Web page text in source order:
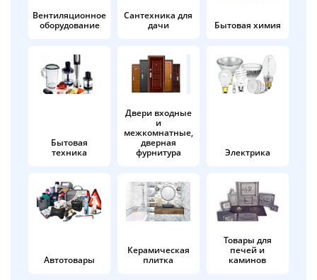
Вентиляционное
оборудование
Сантехника для
дачи
Бытовая химия
Бытовая
техника
Двери входные
и
межкомнатные,
дверная
фурнитура
Электрика
Автотовары
Керамическая
плитка
Товары для
печей и
каминов
Подробнее
об оплате Плайтом
раз в 2
недели
Остались вопросы?
8 800 302-02-51
plait.ru